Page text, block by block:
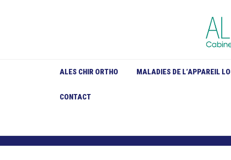
ALES CHIR ORTHO MALADIES DE L’APPAREIL
CONTACT